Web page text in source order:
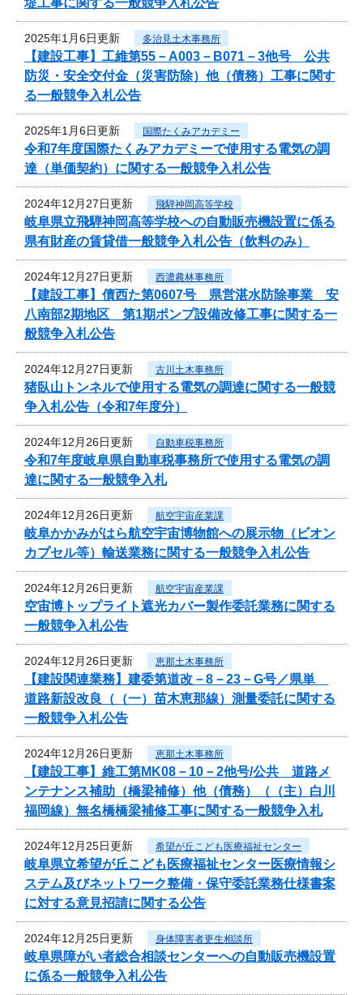
2025年1月6日更新 多治見土木事務所
【建設工事】工維第55－A003－B071－3他号 公共
防災・安全交付金（災害防除）他（債務）工事に関す
る一般競争入札公告
2025年1月6日更新 国際たくみアカデミー
令和7年度国際たくみアカデミーで使用する電気の調
達（単価契約）に関する一般競争入札公告
2024年12月27日更新 飛騨神岡高等学校
岐阜県立飛騨神岡高等学校への自動販売機設置に係る
県有財産の賃貸借一般競争入札公告（飲料のみ）
2024年12月27日更新 西濃農林事務所
【建設工事】債西た第0607号 県営湛水防除事業 安
八南部2期地区 第1期ポンプ設備改修工事に関する一
般競争入札公告
2024年12月27日更新 古川土木事務所
猪臥山トンネルで使用する電気の調達に関する一般競
争入札公告（令和7年度分）
2024年12月26日更新 自動車税事務所
令和7年度岐阜県自動車税事務所で使用する電気の調
達に関する一般競争入札
2024年12月26日更新 航空宇宙産業課
岐阜かかみがはら航空宇宙博物館への展示物（ビオン
カプセル等）輸送業務に関する一般競争入札公告
2024年12月26日更新 航空宇宙産業課
空宙博トップライト遮光カバー製作委託業務に関する
一般競争入札公告
2024年12月26日更新 恵那土木事務所
【建設関連業務】建委第道改－8－23－G号／県単
道路新設改良（（一）苗木恵那線）測量委託に関する
一般競争入札公告
2024年12月26日更新 恵那土木事務所
【建設工事】維工第MK08－10－2他号/公共 道路メ
ンテナンス補助（橋梁補修）他（債務）（（主）白川
福岡線）無名橋橋梁補修工事に関する一般競争入札
2024年12月25日更新 希望が丘こども医療福祉センター
岐阜県立希望が丘こども医療福祉センター医療情報シ
ステム及びネットワーク整備・保守委託業務仕様書案
に対する意見招請に関する公告
2024年12月25日更新 身体障害者更生相談所
岐阜県障がい者総合相談センターへの自動販売機設置
に係る一般競争入札公告